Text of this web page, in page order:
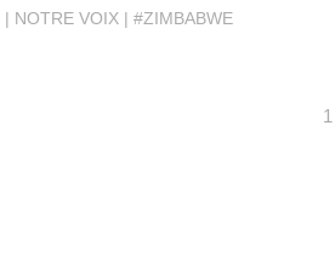
NOTRE VOIX #ZIMBABWE